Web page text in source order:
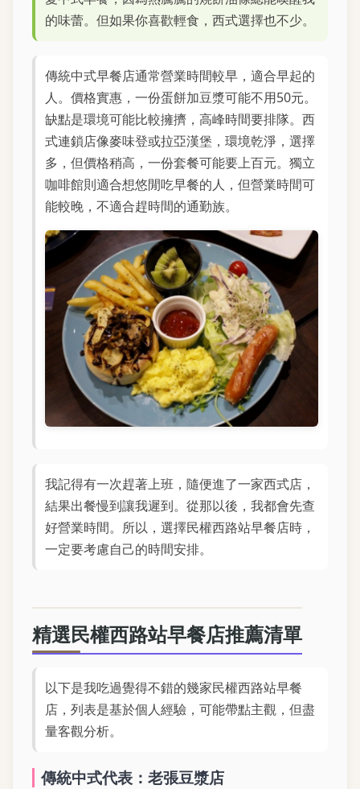
的味蕾。但如果你喜歡輕食，西式選擇也不少。
傳統中式早餐店通常營業時間較早，適合早起的
人。價格實惠，一份蛋餅加豆漿可能不用50元。
缺點是環境可能比較擁擠，高峰時間要排隊。西
式連鎖店像麥味登或拉亞漢堡，環境乾淨，選擇
多，但價格稍高，一份套餐可能要上百元。獨立
咖啡館則適合想悠閒吃早餐的人，但營業時間可
能較晚，不適合趕時間的通勤族。
我記得有一次趕著上班，隨便進了一家西式店，
結果出餐慢到讓我遲到。從那以後，我都會先查
好營業時間。所以，選擇民權西路站早餐店時，
一定要考慮自己的時間安排。
精選民權西路站早餐店推薦清單
以下是我吃過覺得不錯的幾家民權西路站早餐
店，列表是基於個人經驗，可能帶點主觀，但盡
量客觀分析。
傳統中式代表：老張豆漿店